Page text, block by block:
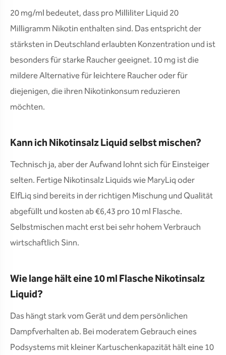
20 mg/ml bedeutet, dass pro Milliliter Liquid 20
Milligramm Nikotin enthalten sind. Das entspricht der
stärksten in Deutschland erlaubten Konzentration und ist
besonders für starke Raucher geeignet. 10 mg ist die
mildere Alternative für leichtere Raucher oder für
diejenigen, die ihren Nikotinkonsum reduzieren
möchten.
Kann ich Nikotinsalz Liquid selbst mischen?
Technisch ja, aber der Aufwand lohnt sich für Einsteiger
selten. Fertige Nikotinsalz Liquids wie MaryLiq oder
ElfLiq sind bereits in der richtigen Mischung und Qualität
abgefüllt und kosten ab €6,43 pro 10 ml Flasche.
Selbstmischen macht erst bei sehr hohem Verbrauch
wirtschaftlich Sinn.
Wie lange hält eine 10 ml Flasche Nikotinsalz
Liquid?
Das hängt stark vom Gerät und dem persönlichen
Dampfverhalten ab. Bei moderatem Gebrauch eines
Podsystems mit kleiner Kartuschenkapazität hält eine 10